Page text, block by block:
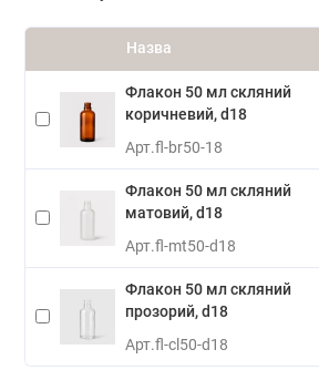
Назва
Флакон 50 мл скляний
коричневий, d18
Арт.fl-br50-18
Флакон 50 мл скляний
матовий, d18
Арт.fl-mt50-d18
Флакон 50 мл скляний
прозорий, d18
Арт.fl-cl50-d18